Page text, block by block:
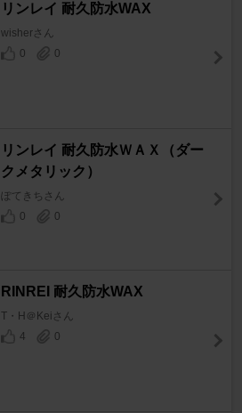
リンレイ 耐久防水WAX
wisherさん
0
0
リンレイ 耐久防水ＷＡＸ（ダー
クメタリック）
ぽてきちさん
0
0
RINREI 耐久防水WAX
T・H＠Keiさん
4
0